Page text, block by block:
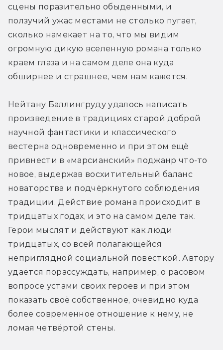
сцены поразительно обыденными, и
ползучий ужас местами не столько пугает,
сколько намекает на то, что мы видим
огромную дикую вселенную романа только
краем глаза и на самом деле она куда
обширнее и страшнее, чем нам кажется.
Нейтану Баллингруду удалось написать
произведение в традициях старой доброй
научной фантастики и классического
вестерна одновременно и при этом ещё
привнести в «марсианский» поджанр что-то
новое, выдержав восхитительный баланс
новаторства и подчёркнутого соблюдения
традиции. Действие романа происходит в
тридцатых годах, и это на самом деле так.
Герои мыслят и действуют как люди
тридцатых, со всей полагающейся
неприглядной социальной повесткой. Автору
удаётся порассуждать, например, о расовом
вопросе устами своих героев и при этом
показать своё собственное, очевидно куда
более современное отношение к нему, не
ломая четвёртой стены.